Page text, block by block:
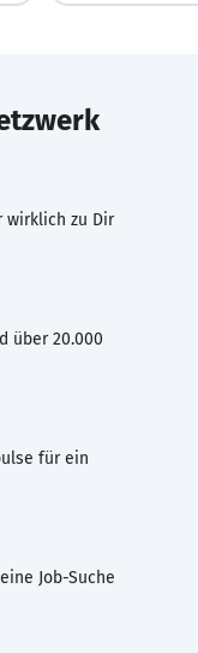
wirklich zu Dir
über 20.000
für ein
Job-Suche